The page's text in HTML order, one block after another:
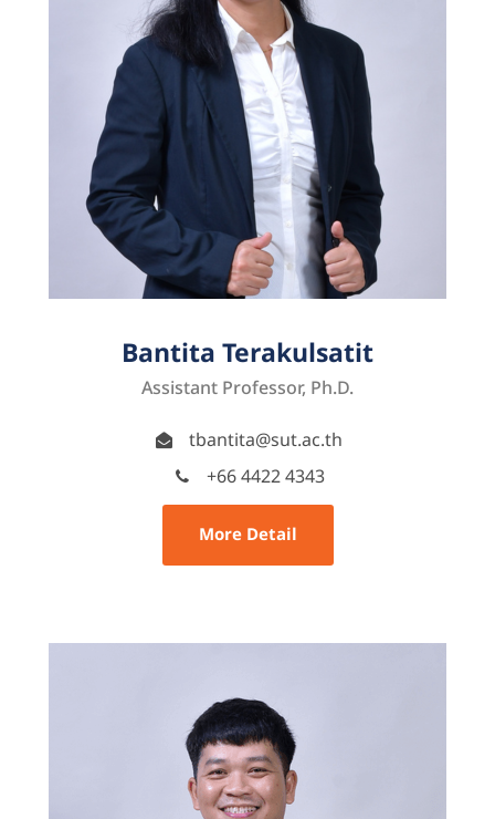
Bantita Terakulsatit
Assistant Professor, Ph.D.
tbantita@sut.ac.th
+66 4422 4343
More Detail